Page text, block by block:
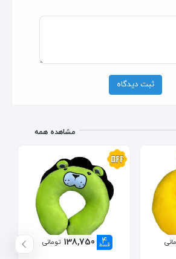
ثبت دیدگاه
مشاهده همه
4
قسط 138,750 تومانی